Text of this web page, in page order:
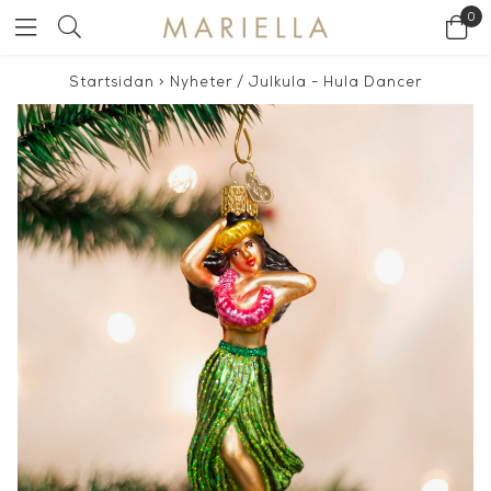
0
Startsidan > Nyheter / Julkula - Hula Dancer